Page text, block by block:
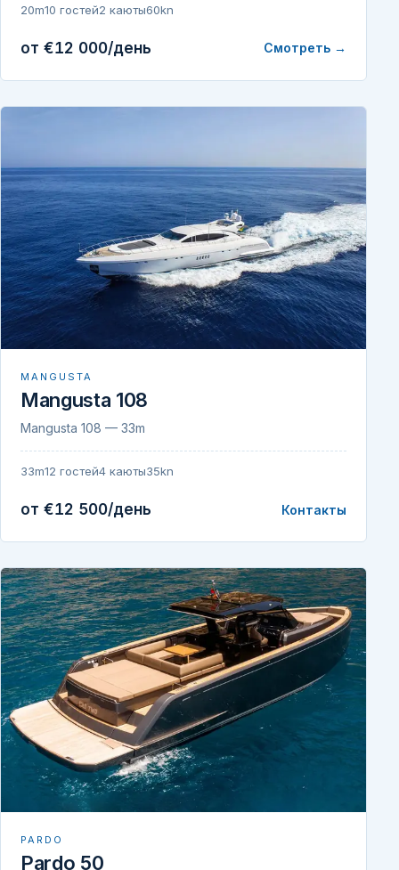
20m10 гостей2 каюты60kn
от €12 000/день Смотреть →
MANGUSTA
Mangusta 108
Mangusta 108 — 33m
33m12 гостей4 каюты35kn
от €12 500/день Контакты
PARDO
Pardo 50